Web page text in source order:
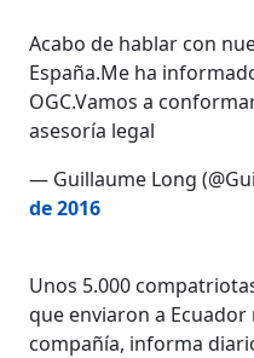
Acabo de hablar con
España.Me ha
OGC.Vamos a
asesoría legal
— Guillaume Long
de 2016
Unos 5.000
que enviaron a
compañía, informa